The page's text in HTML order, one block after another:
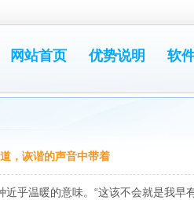
网站首页 优势说明 软
，诙谐的声音中带着
近乎温暖的意味。“这该不会就是我早